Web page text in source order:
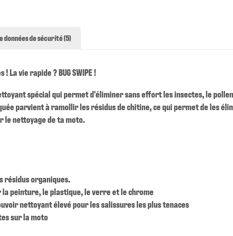
données de sécurité (5)
La vie rapide ? BUG SWIPE !
spécial qui permet d'éliminer sans effort les insectes, le
parvient à ramollir les résidus de chitine, ce qui permet de les
le nettoyage de ta moto.
résidus organiques.
peinture, le plastique, le verre et le chrome
nettoyant élevé pour les salissures les plus tenaces
sur la moto